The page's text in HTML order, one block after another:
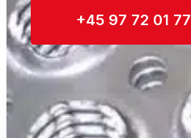
+45 97 72 01 77